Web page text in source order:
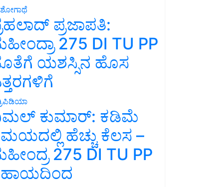
ಪ್ರಜಾಪತಿ:
275 DI TU PP
ಯಶಸ್ಸಿನ ಹೊಸ
ಕುಮಾರ್: ಕಡಿಮೆ
ಹೆಚ್ಚು ಕೆಲಸ –
275 DI TU PP